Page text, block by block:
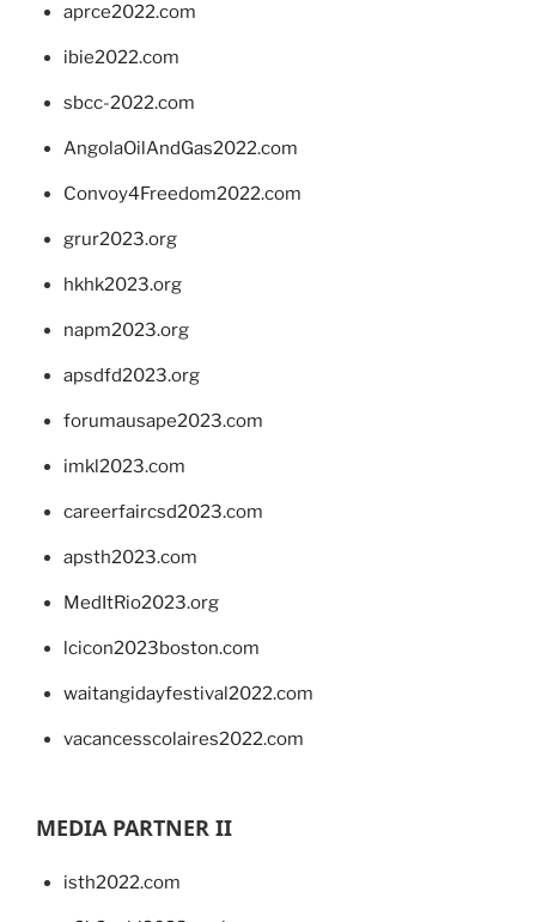
aprce2022.com
ibie2022.com
sbcc-2022.com
AngolaOilAndGas2022.com
Convoy4Freedom2022.com
grur2023.org
hkhk2023.org
napm2023.org
apsdfd2023.org
forumausape2023.com
imkl2023.com
careerfaircsd2023.com
apsth2023.com
MedItRio2023.org
lcicon2023boston.com
waitangidayfestival2022.com
vacancesscolaires2022.com
MEDIA PARTNER II
isth2022.com